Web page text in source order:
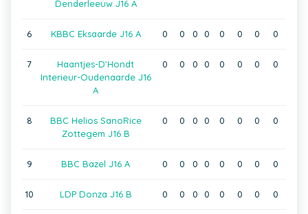
Denderleeuw J16 A
6 KBBC Eksaarde J16 A 0 0 0 0 0 0 0 0
7
Haantjes-D'Hondt
Interieur-Oudenaarde J16
A
0 0 0 0 0 0 0 0
8
BBC Helios SanoRice
Zottegem J16 B
0 0 0 0 0 0 0 0
9 BBC Bazel J16 A 0 0 0 0 0 0 0 0
10 LDP Donza J16 B 0 0 0 0 0 0 0 0